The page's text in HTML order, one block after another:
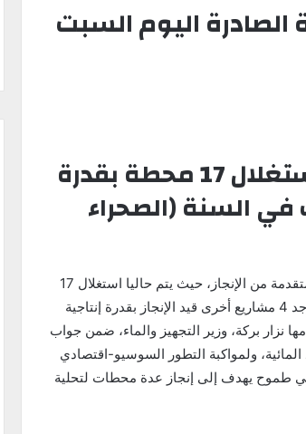
الصادرة اليوم السبت
تحلية مياه البحر.. المشاريع تتقدم باستغلال 17 محطة بقدرة
مكعب في السنة (الصحراء
وصلت أوراش مشاريع البرنامج الوطني لتحلية مياه البحر إلى مراحل متقدمة من الإنجاز، حيث يتم حاليا استغلال 17
محطة بقدرة إنتاجية تقدر بـ 320 مليون متر مكعب في السنة، فيما توجد 4 مشاريع أخرى قيد الإنجاز بقدرة إنتاجية
نزار بركة، وزير التجهيز والماء، ضمن جواب
ولمواكبة التطور السوسيو-اقتصادي
طموح يهدف إلى إنجاز عدة محطات لتحلية